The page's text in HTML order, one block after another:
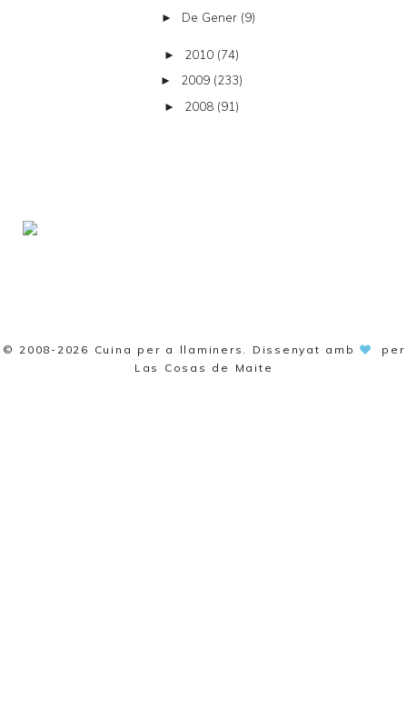
► De Gener (9)
► 2010 (74)
► 2009 (233)
► 2008 (91)
© 2008-2026 Cuina per a llaminers . Dissenyat amb
per
Las Cosas de Maite